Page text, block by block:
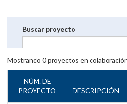
Buscar proyecto
Mostrando 0proyectos en colaboración
NÚM. DE
PROYECTO
DESCRIPCIÓN